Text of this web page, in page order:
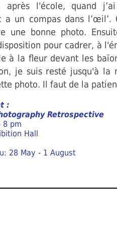
après l'école, quand
a un compas dans l’œil’.
une bonne photo.
pour cadrer, à
à la fleur devant les
je suis resté jusqu'à la
photo. Il faut de la
:
Retrospective
8 pm
Hall
28 May - 1 August